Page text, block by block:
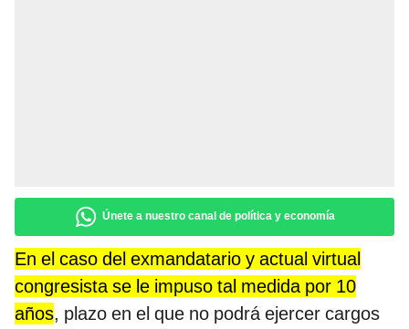
Únete a nuestro canal de política y economía
En el caso del exmandatario y actual virtual
congresista se le impuso tal medida por 10
años, plazo en el que no podrá ejercer cargos